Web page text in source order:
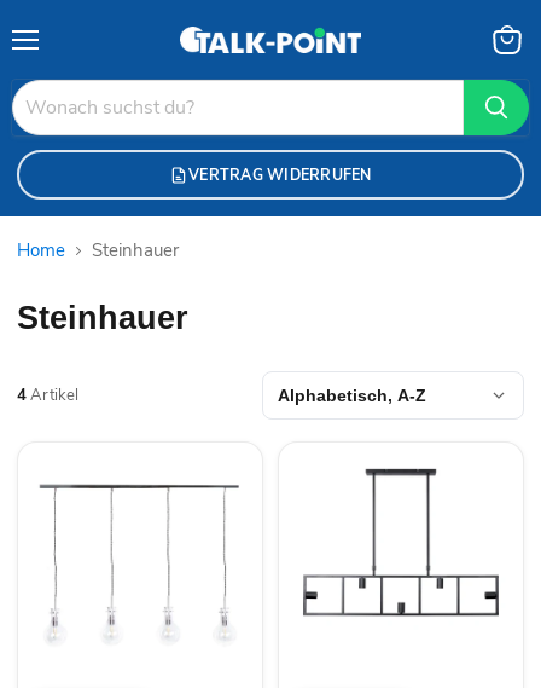
VERTRAG WIDERRUFEN
Home Steinhauer
Steinhauer
4Artikel